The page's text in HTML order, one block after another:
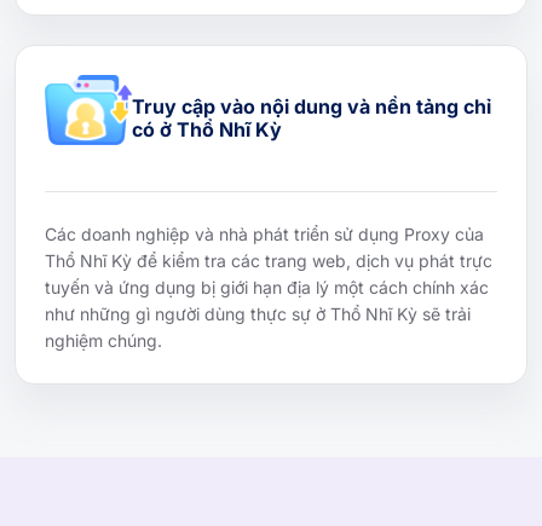
Truy cập vào nội dung và nền tảng chỉ
có ở Thổ Nhĩ Kỳ
Các doanh nghiệp và nhà phát triển sử dụng Proxy của
Thổ Nhĩ Kỳ để kiểm tra các trang web, dịch vụ phát trực
tuyến và ứng dụng bị giới hạn địa lý một cách chính xác
như những gì người dùng thực sự ở Thổ Nhĩ Kỳ sẽ trải
nghiệm chúng.